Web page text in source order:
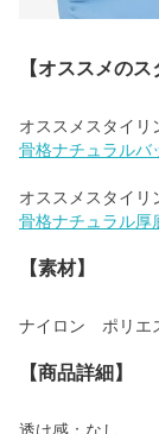
【オススメのス
骨格ナチュラルバ
骨格ナチュラル厚
【素材】
ナイロン ポリエ
【商品詳細】